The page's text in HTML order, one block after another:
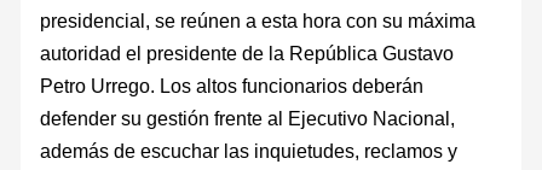
presidencial, se reúnen a esta hora con su máxima
autoridad el presidente de la República Gustavo
Petro Urrego. Los altos funcionarios deberán
defender su gestión frente al Ejecutivo Nacional,
además de escuchar las inquietudes, reclamos y